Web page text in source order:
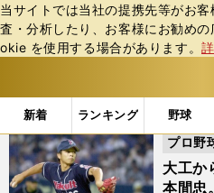
当サイトでは当社の提携先等がお
査・分析したり、お客様にお勧め
okie を使⽤する場合があります。
新着 ランキング 野球
b
ス
ポ
ル
テ
「#なんで私がプロ野球選
大工か
本間忠
プロ野